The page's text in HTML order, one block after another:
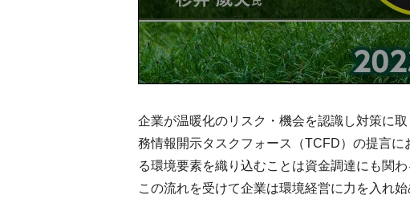
企業が温暖化のリスク・機会を認識し対策に
務情報開示タスクフォース（TCFD）の提言
る環境要素を織り込むことは資金調達にも関
この流れを受けて企業は環境経営に力を入れ